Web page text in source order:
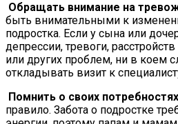
Обращать внимание на
быть внимательными к
подростка. Если у сына или
депрессии, тревоги,
или других проблем, ни в коем
откладывать визит к
Помнить о своих
правило. Забота о подростке